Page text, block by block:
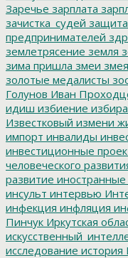
Заречье зарплата
зачистка_судей
предпринимателей
землетрясение земля
зима пришла змеи змея
золотые медалисты
Голунов Иван
идиш избиение
Известковый измени
импорт инвалиды
инвестиционные
человеческого
развитие иностранные
инсульт интервью
инфекция инфляция
Пинчук Иркутская
исследование история